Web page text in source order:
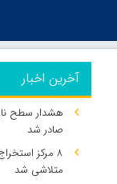
آخرین اخبار
هشدار سطح
صادر شد
۸ مرکز
متلاشی شد